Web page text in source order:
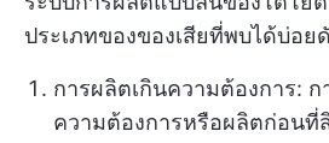
ประเภทของของเสียที่พบได้บ่อย
การผลิตเกินความต้องการ:
ความต้องการหรือผลิตก่อนที่